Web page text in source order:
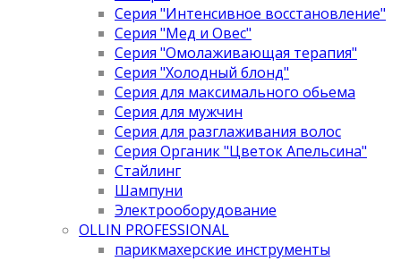
Серия "Интенсивное восстановление"
Серия "Мед и Овес"
Серия "Омолаживающая терапия"
Серия "Холодный блонд"
Серия для максимального обьема
Серия для мужчин
Серия для разглаживания волос
Серия Органик "Цветок Апельсина"
Стайлинг
Шампуни
Электрооборудование
OLLIN PROFESSIONAL
парикмахерские инструменты